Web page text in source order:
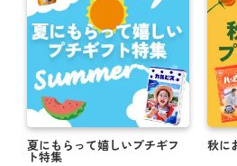
夏にもらって嬉しいプチギフ
ト特集
秋に